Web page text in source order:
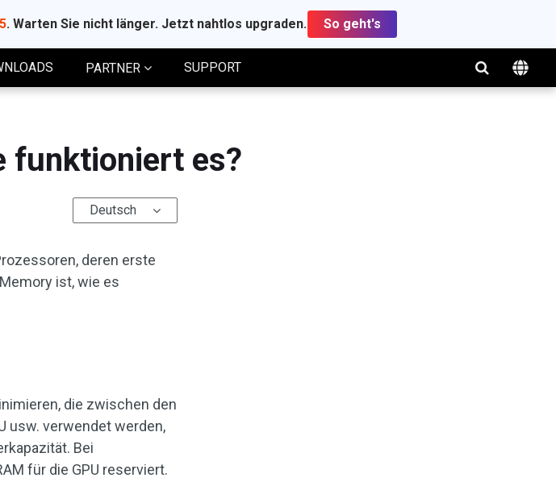
. Warten Sie nicht länger. Jetzt nahtlos upgraden. So geht's
PARTNER SUPPORT
funktioniert es?
Deutsch
deren erste
ist, wie es
die zwischen den
usw. verwendet werden,
Bei
für die GPU reserviert.